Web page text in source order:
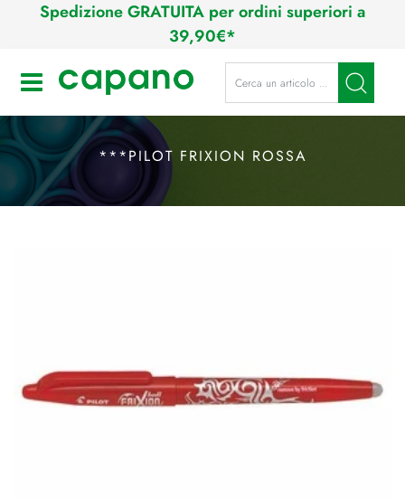
Spedizione GRATUITA per ordini superiori a
39,90€*
Open La modifica di un filtro
***PILOT FRIXION ROSSA